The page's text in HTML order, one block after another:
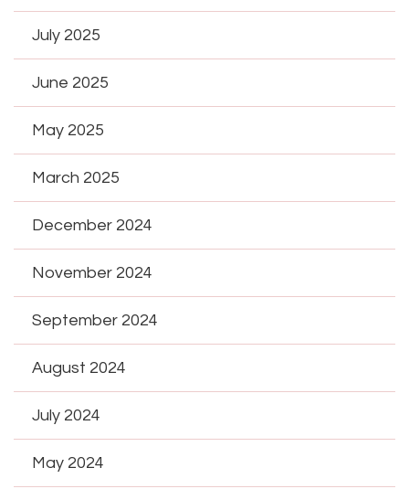
July 2025
June 2025
May 2025
March 2025
December 2024
November 2024
September 2024
August 2024
July 2024
May 2024